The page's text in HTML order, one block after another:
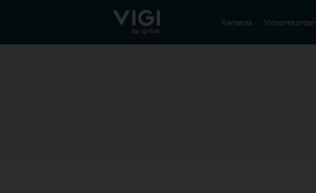
TP-Link, Reliably Smart Kameras Videorekorder